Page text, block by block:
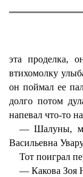
эта проделка,
втихомолку
он поймал ее
долго потом
напевал что-то
— Шалуны,
Васильевна
Тот поиграл
— Какова Зоя